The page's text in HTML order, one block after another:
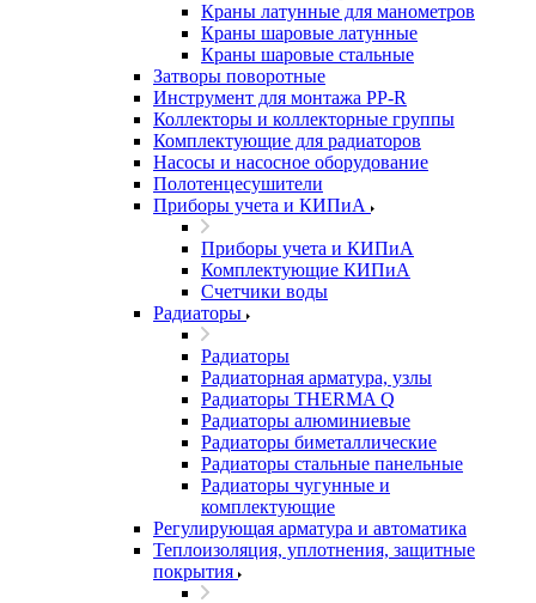
Краны латунные для манометров
Краны шаровые латунные
Краны шаровые стальные
Затворы поворотные
Инструмент для монтажа PP-R
Коллекторы и коллекторные группы
Комплектующие для радиаторов
Насосы и насосное оборудование
Полотенцесушители
Приборы учета и КИПиА
Приборы учета и КИПиА
Комплектующие КИПиА
Счетчики воды
Радиаторы
Радиаторы
Радиаторная арматура, узлы
Радиаторы THERMA Q
Радиаторы алюминиевые
Радиаторы биметаллические
Радиаторы стальные панельные
Радиаторы чугунные и
комплектующие
Регулирующая арматура и автоматика
Теплоизоляция, уплотнения, защитные
покрытия